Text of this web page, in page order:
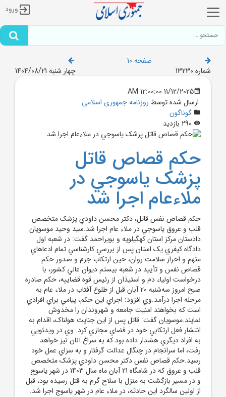
ورود
صفحه 10
شماره 13230
چهار شنبه 1404/08/21
11/12/2025 12:00:00 AM
ارسال شده توسط روزنامه جمهوری اسلامی
گوناگون
حکم قصاص قاتل
پزشک ياسوجي در
ملاءعام اجرا شد
حکم قصاص نفس قاتل، دکتر محسن داودي پزشک متخصص
قلب و عروق ياسوجي در ملاء عام اجرا شد.سيد وحيد موسويان
دادستان مرکز استان کهگيلويه و بويراحمد گفت: در شعبه اول
دادگاه کيفري يک استان پس از بررسي کارشناسي تمام ادعاهاي
متهم و احراز سلامت روان، حين ارتکاب جرم و صدور حکم
قصاص نفس و تأييد در شعبه بيستم ديوان عالي کشور، با
درخواست اولياء دم و استيذان از رئيس قوه قضاييه، حکم صادره
صبح امروز سه‌شنبه 20 آبان قبل از طلوع آفتاب در ملاء عام به
مرحله اجرا درآمد.وي افزود: اجراي اين حکم، پيامي براي افرادي
است که بخواهند امنيت جامعه و شهروندان را مخدوش
نمايند.موسويان گفت: قاتل پس از اين جنايت هولناک، اقدام به
انتشار فعل ارتکابي خود در فضاي مجازي کرد. وي در ويدئويي
به افراد ديگري هشدار داده بود که به سراغ آنان نيز خواهد
رفت، اما سرانجام در چنگال عدالت گرفتار و به سزاي عمل خود
رسيد.حکم قصاص نفس دکتر محسن داودي پزشک متخصص
قلب و عروق که در شامگاه 21 آبان ماه سال 1403 در شهر ياسوج
و در مسير بازگشت به منزل با سلاح گرم به قتل رسيده بود، قبل
از اولين سالگرد اين حادثه، در ملاء عام در شهر ياسوج اجرا شد.